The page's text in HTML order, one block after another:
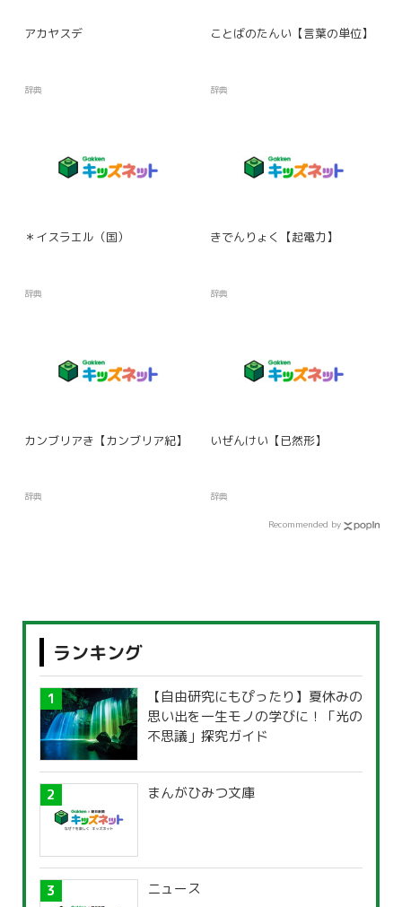
アカヤスデ
辞典
ことばのたんい【言葉の単位】
辞典
＊イスラエル（国）
辞典
きでんりょく【起電力】
辞典
カンブリアき【カンブリア紀】
辞典
いぜんけい【已然形】
辞典
Recommended by
ランキング
【自由研究にもぴったり】夏休みの
思い出を一生モノの学びに！「光の
不思議」探究ガイド
まんがひみつ文庫
ニュース